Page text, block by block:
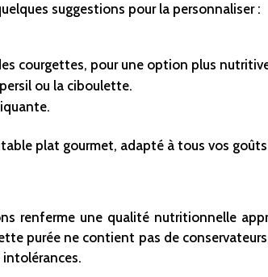
suggestions pour la personnaliser :
courgettes, pour une option plus
ou la ciboulette.
plat gourmet, adapté à tous vos
renferme une qualité nutritionnelle
purée ne contient pas de